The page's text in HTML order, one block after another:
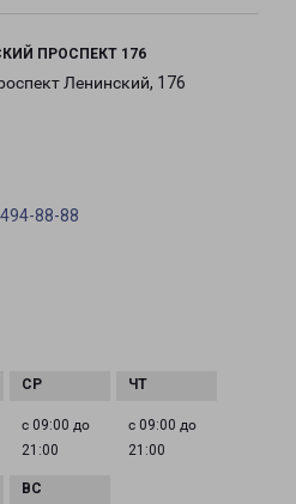
ПРОСПЕКТ 176
Ленинский, 176
88-88
с 09:00 до
21:00
с 09:00 до
21:00